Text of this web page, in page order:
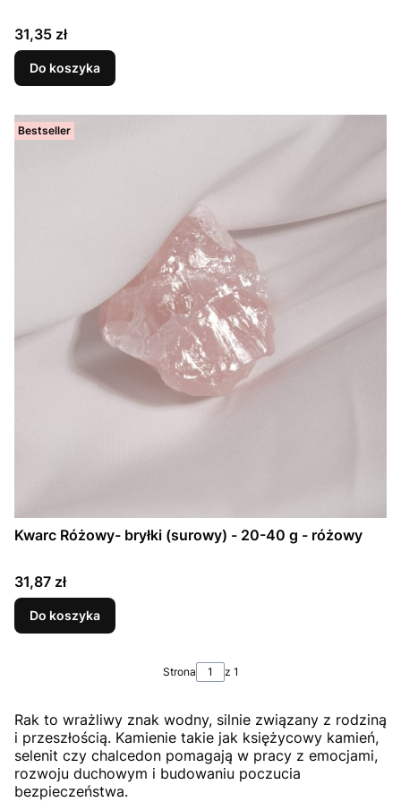
Cena
31,35 zł
Do koszyka
Bestseller
Kwarc Różowy- bryłki (surowy) - 20-40 g - różowy
Cena
31,87 zł
Do koszyka
Strona z 1
Rak to wrażliwy znak wodny, silnie związany z rodziną
i przeszłością. Kamienie takie jak księżycowy kamień,
selenit czy chalcedon pomagają w pracy z emocjami,
rozwoju duchowym i budowaniu poczucia
bezpieczeństwa.